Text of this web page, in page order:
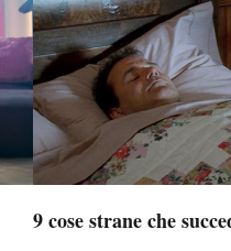
9 cose strane che